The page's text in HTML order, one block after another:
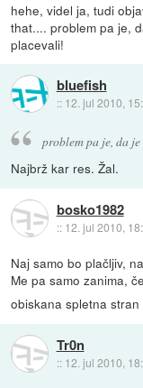
hehe, videl ja, tudi
that.... problem pa je,
placevali!
bluefish
:: 12. jul 2010,
problem pa je, da
Najbrž kar res. Žal.
bosko1982
:: 12. jul 2010,
Naj samo bo plačljiv,
Me pa samo zanima,
obiskana spletna
Tr0n
:: 12. jul 2010,